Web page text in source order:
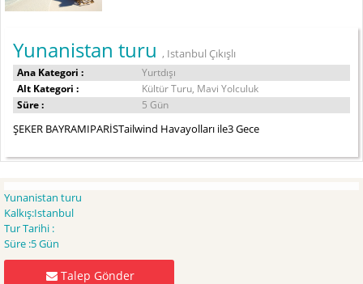
Yunanistan turu , Istanbul Çıkışlı
Ana Kategori :
Yurtdışı
Alt Kategori :
Kültür Turu, Mavi Yolculuk
Süre :
5 Gün
ŞEKER BAYRAMIPARİSTailwind Havayolları ile3 Gece
Yunanistan turu
Kalkış:Istanbul
Tur Tarihi :
Süre :5 Gün
Talep Gönder